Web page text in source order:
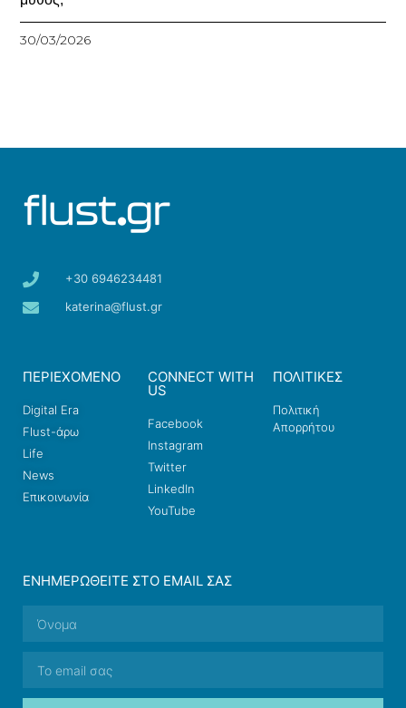
30/03/2026
+30 6946234481
katerina@flust.gr
ΠΕΡΙΕΧΟΜΕΝΟ
Digital Era
Flust-άρω
Life
News
Επικοινωνία
CONNECT WITH
US
Facebook
Instagram
Twitter
LinkedIn
YouTube
ΠΟΛΙΤΙΚΕΣ
Πολιτική
Απορρήτου
ΕΝΗΜΕΡΩΘΕΊΤΕ ΣΤΟ EMAIL ΣΑΣ